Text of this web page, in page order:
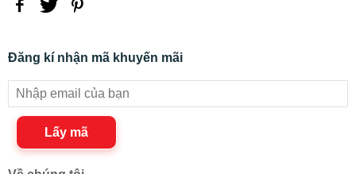
Đăng kí nhận mã khuyến mãi
Lấy mã